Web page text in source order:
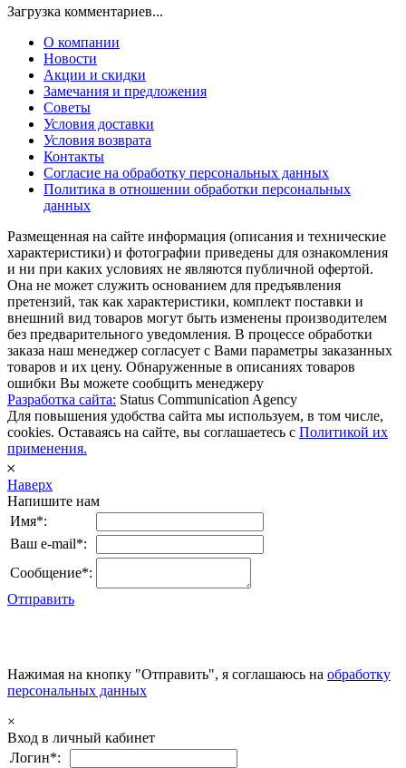
Загрузка комментариев...
О компании
Новости
Акции и скидки
Замечания и предложения
Советы
Условия доставки
Условия возврата
Контакты
Согласие на обработку персональных данных
Политика в отношении обработки персональных
данных
Размещенная на сайте информация (описания и технические
характеристики) и фотографии приведены для ознакомления
и ни при каких условиях не являются публичной офертой.
Она не может служить основанием для предъявления
претензий, так как характеристики, комплект поставки и
внешний вид товаров могут быть изменены производителем
без предварительного уведомления. В процессе обработки
заказа наш менеджер согласует с Вами параметры заказанных
товаров и их цену. Обнаруженные в описаниях товаров
ошибки Вы можете сообщить менеджеру
Разработка сайта: Status Communication Agency
Для повышения удобства сайта мы используем, в том числе,
cookies. Оставаясь на сайте, вы соглашаетесь с Политикой их
применения.
𐄂
Наверх
Напишите нам
Имя*:
Ваш e-mail*:
Сообщение*:
Отправить
Нажимая на кнопку "Отправить", я соглашаюсь на обработку
персональных данных
×
Вход в личный кабинет
Логин*: